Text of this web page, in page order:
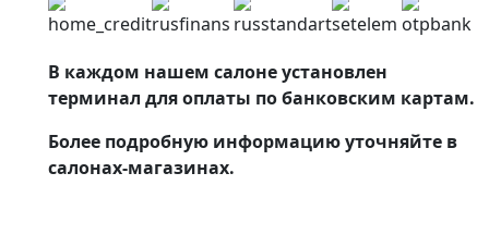
В каждом нашем салоне установлен
терминал для оплаты по банковским картам.
Более подробную информацию уточняйте в
салонах-магазинах.